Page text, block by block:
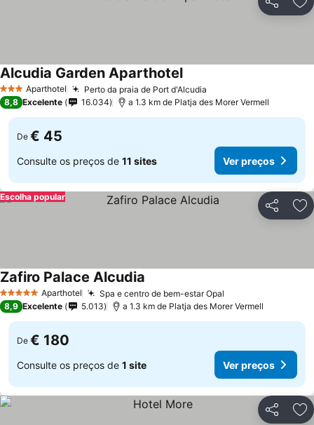
Partilhar
3 EstrelasAparthotel Perto da praia de Port d'Alcudia
Alcudia Garden Aparthotel
8,8 Excelente 16.034 a 1.3 km de Platja des Morer Vermell
De € 45
Consulte os preços de 11 sites Ver preços
Partilhar
Escolha popular
5 Estrelas Aparthotel Spa e centro de bem-estar Opal
Zafiro Palace Alcudia
8,9 Excelente 5.013 a 1.3 km de Platja des Morer Vermell
De € 180
Consulte os preços de 1 site Ver preços
Partilhar